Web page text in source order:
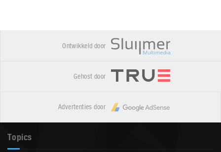
Ontwikkeld door
Gehost door
Advertenties door
Topics